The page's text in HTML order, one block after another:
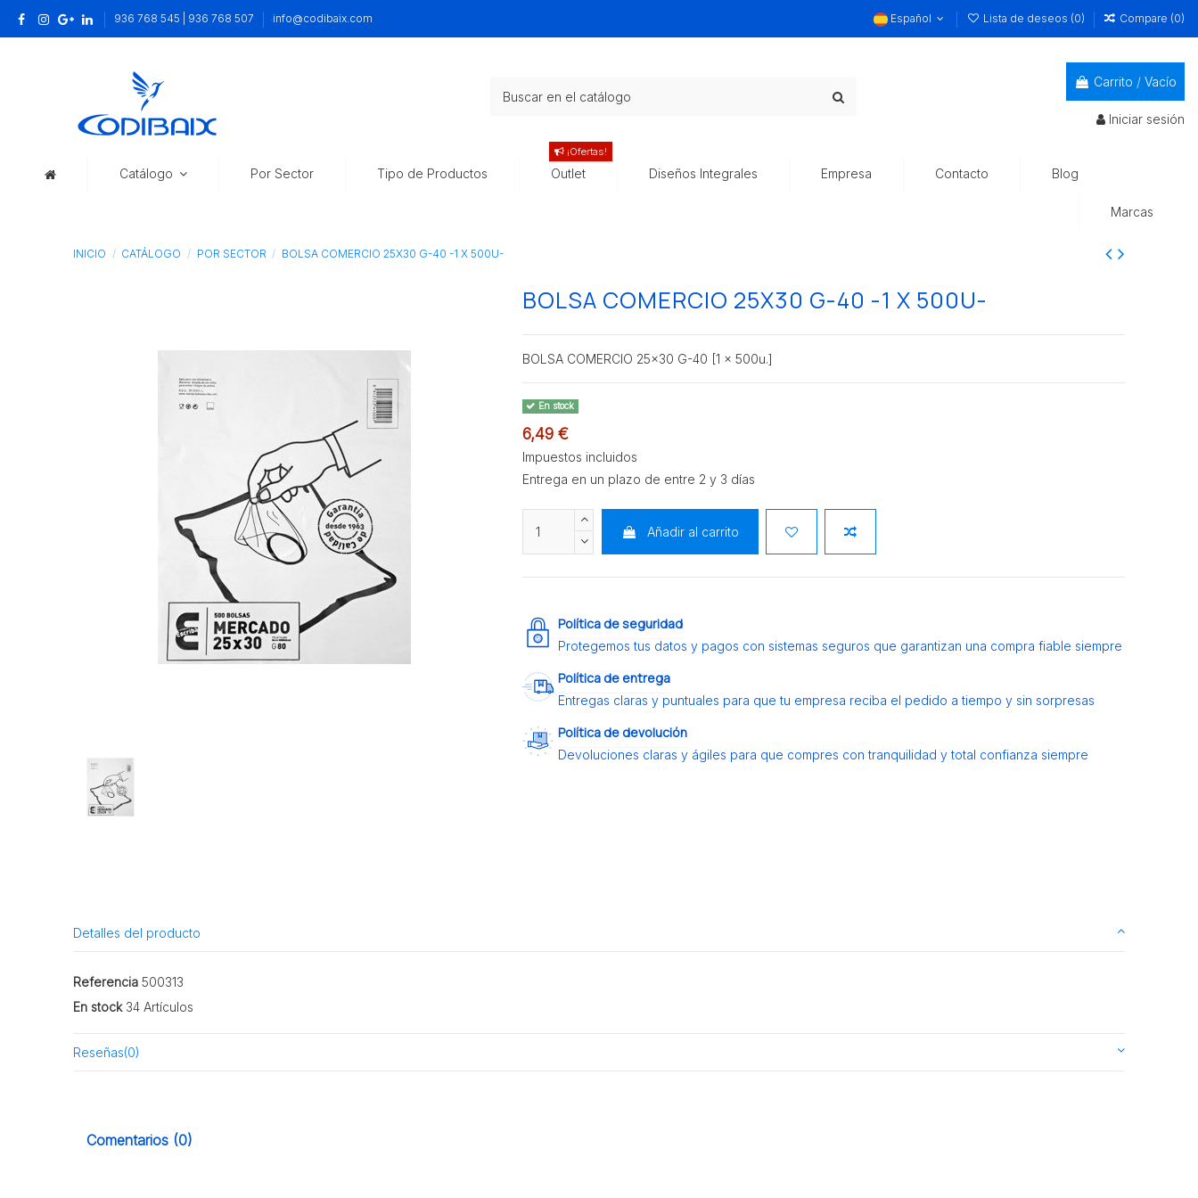
936 768 545 | 936 768 507 info@codibaix.com Español Lista de deseos (0) Compare (0)
Carrito / Vacío
Iniciar sesión
Catálogo Por Sector Tipo de Productos Outlet
¡Ofertas!
Diseños Integrales Empresa Contacto Blog
Marcas
INICIO CATÁLOGO POR SECTOR BOLSA COMERCIO 25X30 G-40 -1 X 500U-
BOLSA COMERCIO 25X30 G-40 -1 X 500U-
BOLSA COMERCIO 25x30 G-40 [1 x 500u.]
En stock
6,49 €
Impuestos incluidos
Entrega en un plazo de entre 2 y 3 días
Añadir al carrito
Política de seguridad
Protegemos tus datos y pagos con sistemas seguros que garantizan una compra fiable siempre
Política de entrega
Entregas claras y puntuales para que tu empresa reciba el pedido a tiempo y sin sorpresas
Política de devolución
Devoluciones claras y ágiles para que compres con tranquilidad y total confianza siempre
Detalles del producto
Referencia 500313
En stock 34 Artículos
Reseñas(0)
Comentarios (0)